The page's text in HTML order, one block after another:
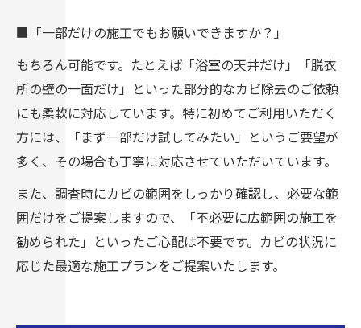
■「一部だけの施工でもお願いできますか？」
もちろん可能です。たとえば「浴室の天井だけ」「脱衣
所の壁の一面だけ」といった部分的なカビ除去のご依頼
にも柔軟に対応しています。特に初めてご利用いただく
方には、「まず一部だけ試してみたい」というご要望が
多く、その場合も丁寧に対応させていただいています。
また、調査時にカビの範囲をしっかり確認し、必要な範
囲だけをご提案しますので、「不必要に広範囲の施工を
勧められた」といったご心配は不要です。カビの状況に
応じた最適な施工プランをご提案いたします。